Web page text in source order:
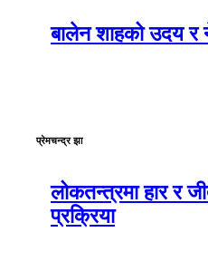
बालेन शाहको उदय र
प्रेमचन्द्र झा
लोकतन्त्रमा हार र
प्रक्रिया